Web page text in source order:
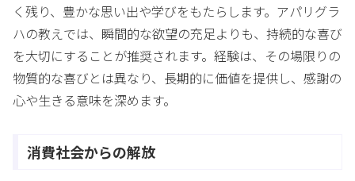
く残り、豊かな思い出や学びをもたらします。アパリグラ
ハの教えでは、瞬間的な欲望の充足よりも、持続的な喜び
を大切にすることが推奨されます。経験は、その場限りの
物質的な喜びとは異なり、長期的に価値を提供し、感謝の
心や生きる意味を深めます。
消費社会からの解放